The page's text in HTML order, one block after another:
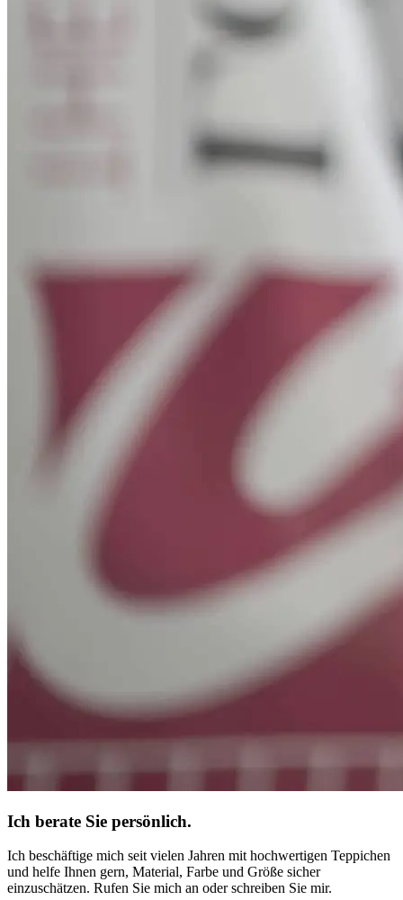
Ich berate Sie persönlich.
Ich beschäftige mich seit vielen Jahren mit hochwertigen Teppichen
und helfe Ihnen gern, Material, Farbe und Größe sicher
einzuschätzen. Rufen Sie mich an oder schreiben Sie mir.